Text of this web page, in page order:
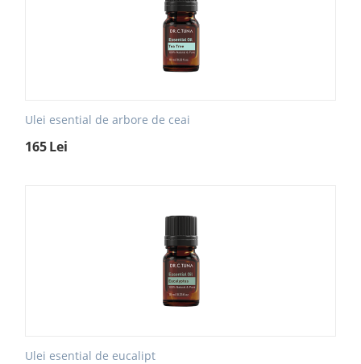
Ulei esential de arbore de ceai
165Lei
Ulei esential de eucalipt